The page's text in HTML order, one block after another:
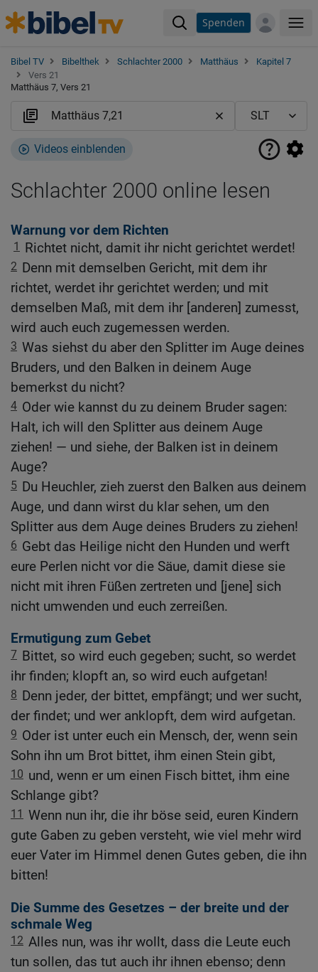
Spenden
Bibel TV Bibelthek Schlachter 2000 Matthäus
Kapitel 7
Vers 21
Matthäus 7, Vers 21
Videos einblenden
Schlachter 2000 online lesen
Warnung vor dem Richten
1 Richtet nicht, damit ihr nicht gerichtet werdet!
2 Denn mit demselben Gericht, mit dem ihr
richtet, werdet ihr gerichtet werden; und mit
demselben Maß, mit dem ihr [anderen] zumesst,
wird auch euch zugemessen werden.
3 Was siehst du aber den Splitter im Auge deines
Bruders, und den Balken in deinem Auge
bemerkst du nicht?
4 Oder wie kannst du zu deinem Bruder sagen:
Halt, ich will den Splitter aus deinem Auge
ziehen! — und siehe, der Balken ist in deinem
Auge?
5 Du Heuchler, zieh zuerst den Balken aus deinem
Auge, und dann wirst du klar sehen, um den
Splitter aus dem Auge deines Bruders zu ziehen!
6 Gebt das Heilige nicht den Hunden und werft
eure Perlen nicht vor die Säue, damit diese sie
nicht mit ihren Füßen zertreten und [jene] sich
nicht umwenden und euch zerreißen.
Ermutigung zum Gebet
7 Bittet, so wird euch gegeben; sucht, so werdet
ihr finden; klopft an, so wird euch aufgetan!
8 Denn jeder, der bittet, empfängt; und wer sucht,
der findet; und wer anklopft, dem wird aufgetan.
9 Oder ist unter euch ein Mensch, der, wenn sein
Sohn ihn um Brot bittet, ihm einen Stein gibt,
10 und, wenn er um einen Fisch bittet, ihm eine
Schlange gibt?
11 Wenn nun ihr, die ihr böse seid, euren Kindern
gute Gaben zu geben versteht, wie viel mehr wird
euer Vater im Himmel denen Gutes geben, die ihn
bitten!
Die Summe des Gesetzes – der breite und der
schmale Weg
12 Alles nun, was ihr wollt, dass die Leute euch
tun sollen, das tut auch ihr ihnen ebenso; denn